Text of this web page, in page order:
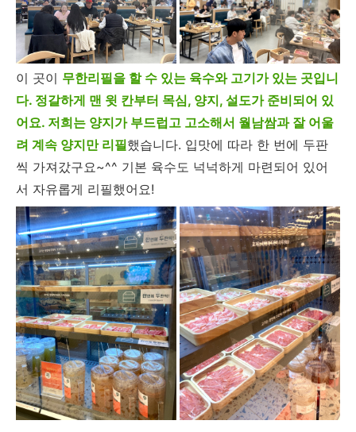
이 곳이 무한리필을 할 수 있는 육수와 고기가 있는 곳입니
다. 정갈하게 맨 윗 칸부터 목심, 양지, 설도가 준비되어 있
어요. 저희는 양지가 부드럽고 고소해서 월남쌈과 잘 어울
려 계속 양지만 리필했습니다. 입맛에 따라 한 번에 두판
씩 가져갔구요~^^ 기본 육수도 넉넉하게 마련되어 있어
서 자유롭게 리필했어요!